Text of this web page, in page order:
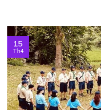
15
Th4